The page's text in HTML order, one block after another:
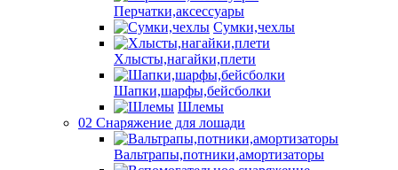
Перчатки,аксессуары
Сумки,чехлы
Хлысты,нагайки,плети
Шапки,шарфы,бейсболки
Шлемы
02 Снаряжение для лошади
Вальтрапы,потники,амортизаторы